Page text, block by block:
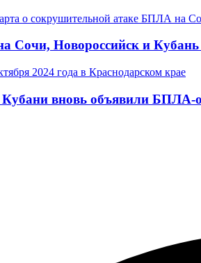
Сочи, Новороссийск и Кубань
вновь объявили БПЛА-